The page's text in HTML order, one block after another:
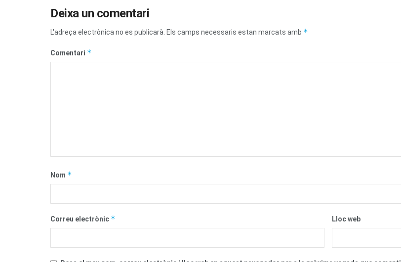
Deixa un comentari
L'adreça electrònica no es publicarà. Els camps necessaris estan marcats amb *
Comentari *
Nom *
Correu electrònic * Lloc web